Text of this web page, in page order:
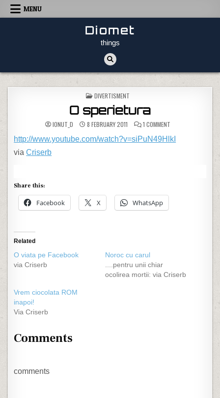
Skip to content
MENU
Diomet
things
POSTED IN
DIVERTISMENT
O sperietura
IONUT_D 8 FEBRUARY 2011 1 COMMENTON O SPERIETURA
http://www.youtube.com/watch?v=siPuN49HlkI
viaCriserb
Share this:
Facebook X WhatsApp
Related
O viata pe Facebook
via Criserb
Noroc cu carul
....pentru unii chiar
ocolirea mortii: via Criserb
Vrem ciocolata ROM
inapoi!
Via Criserb
Comments
comments